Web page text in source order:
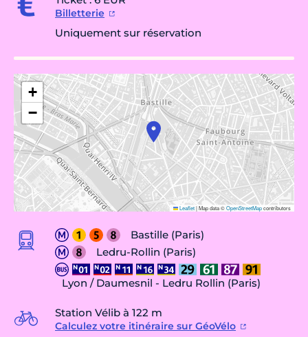
Billetterie
Uniquement sur réservation
+
−
Leaflet|Map data ©OpenStreetMapcontributors
Bastille (Paris)
Ledru-Rollin (Paris)
Lyon / Daumesnil - Ledru Rollin (Paris)
Station Vélib à 122 m
Calculez votre itinéraire sur GéoVélo